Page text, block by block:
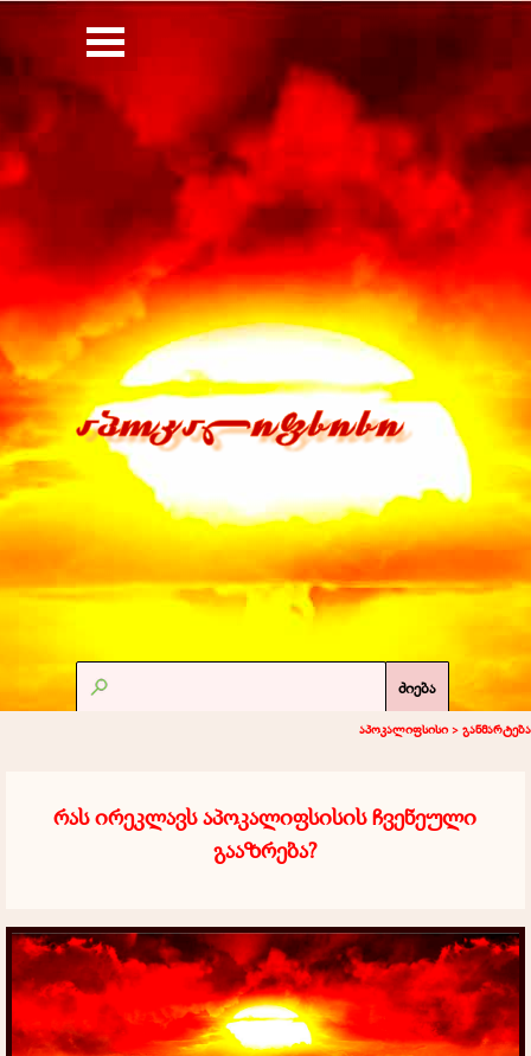
Перейти к контенту
Пропустить меню
ძიება
აპოკალიფსისი > განმარტება
რას ირეკლავს აპოკალიფსისის ჩვენეული
გააზრება?